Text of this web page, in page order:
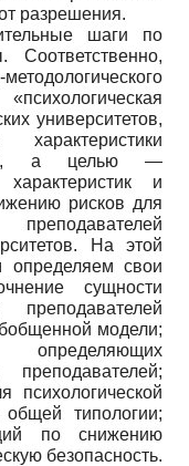
разрешения.
шаги по
университетов,
а целью —
и
рисков для
преподавателей
На этой
свои
сущности
преподавателей
модели;
преподавателей;
психологической
типологии;
по снижению
безопасность.